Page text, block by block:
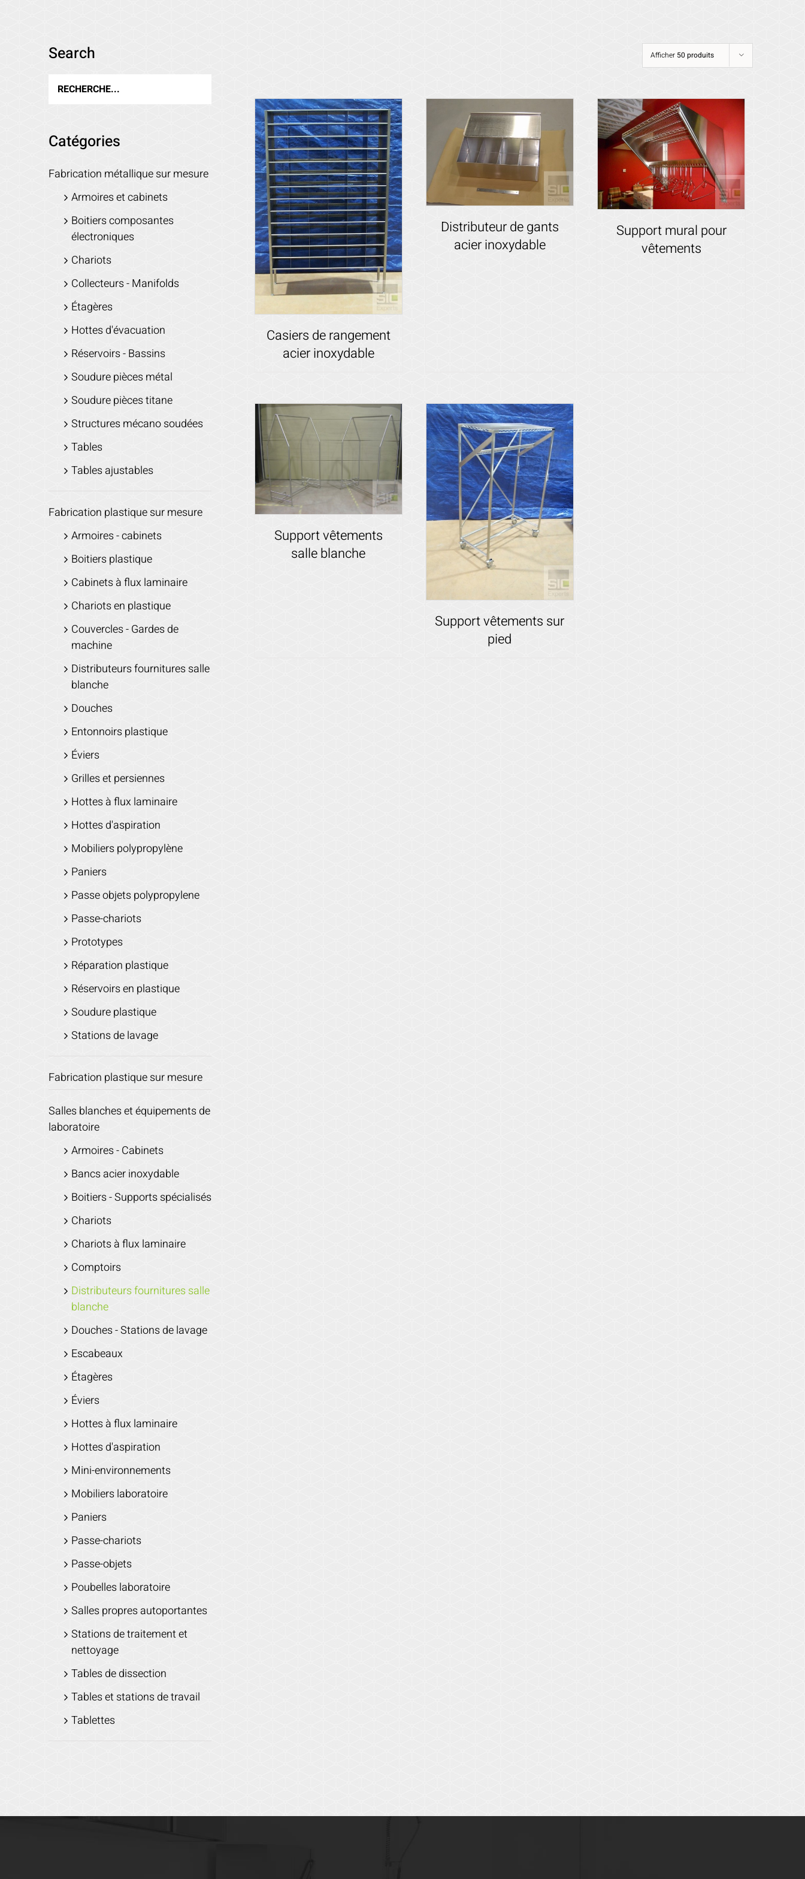
Afficher 50 produits
Casiers de rangement
acier inoxydable
Distributeur de gants
acier inoxydable
Support mural pour
vêtements
Support vêtements
salle blanche
Support vêtements sur
pied
Search
Catégories
Fabrication métallique sur mesure
Armoires et cabinets
Boitiers composantes
électroniques
Chariots
Collecteurs - Manifolds
Étagères
Hottes d'évacuation
Réservoirs - Bassins
Soudure pièces métal
Soudure pièces titane
Structures mécano soudées
Tables
Tables ajustables
Fabrication plastique sur mesure
Armoires - cabinets
Boitiers plastique
Cabinets à flux laminaire
Chariots en plastique
Couvercles - Gardes de
machine
Distributeurs fournitures salle
blanche
Douches
Entonnoirs plastique
Éviers
Grilles et persiennes
Hottes à flux laminaire
Hottes d'aspiration
Mobiliers polypropylène
Paniers
Passe objets polypropylene
Passe-chariots
Prototypes
Réparation plastique
Réservoirs en plastique
Soudure plastique
Stations de lavage
Fabrication plastique sur mesure
Salles blanches et équipements de
laboratoire
Armoires - Cabinets
Bancs acier inoxydable
Boitiers - Supports spécialisés
Chariots
Chariots à flux laminaire
Comptoirs
Distributeurs fournitures salle
blanche
Douches - Stations de lavage
Escabeaux
Étagères
Éviers
Hottes à flux laminaire
Hottes d'aspiration
Mini-environnements
Mobiliers laboratoire
Paniers
Passe-chariots
Passe-objets
Poubelles laboratoire
Salles propres autoportantes
Stations de traitement et
nettoyage
Tables de dissection
Tables et stations de travail
Tablettes